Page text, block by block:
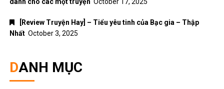
dành cho các mọt truyện October 17, 2025
[Review Truyện Hay] – Tiểu yêu tinh của Bạc gia – Thập
Nhất October 3, 2025
DANH MỤC